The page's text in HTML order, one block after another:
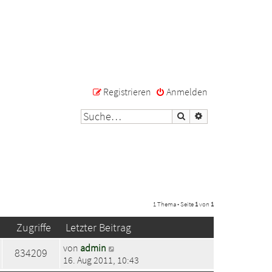
Anmelden
Registrieren
Suche
1 Thema • Seite 1von 1
Zugriffe
Letzter Beitrag
834209
von admin
16. Aug 2011, 10:43